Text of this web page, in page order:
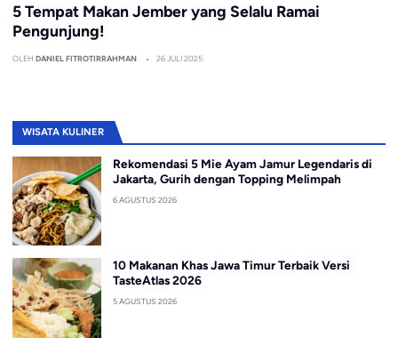
5 Tempat Makan Jember yang Selalu Ramai
Pengunjung!
OLEH DANIEL FITROTIRRAHMAN 26 JULI 2025
WISATA KULINER
Rekomendasi 5 Mie Ayam Jamur Legendaris di
Jakarta, Gurih dengan Topping Melimpah
6 AGUSTUS 2026
10 Makanan Khas Jawa Timur Terbaik Versi
TasteAtlas 2026
5 AGUSTUS 2026